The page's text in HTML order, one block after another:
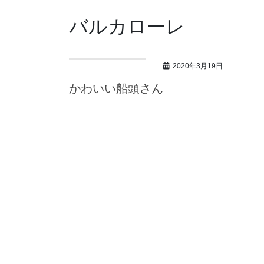
バルカローレ
2020年3月19日
かわいい船頭さん